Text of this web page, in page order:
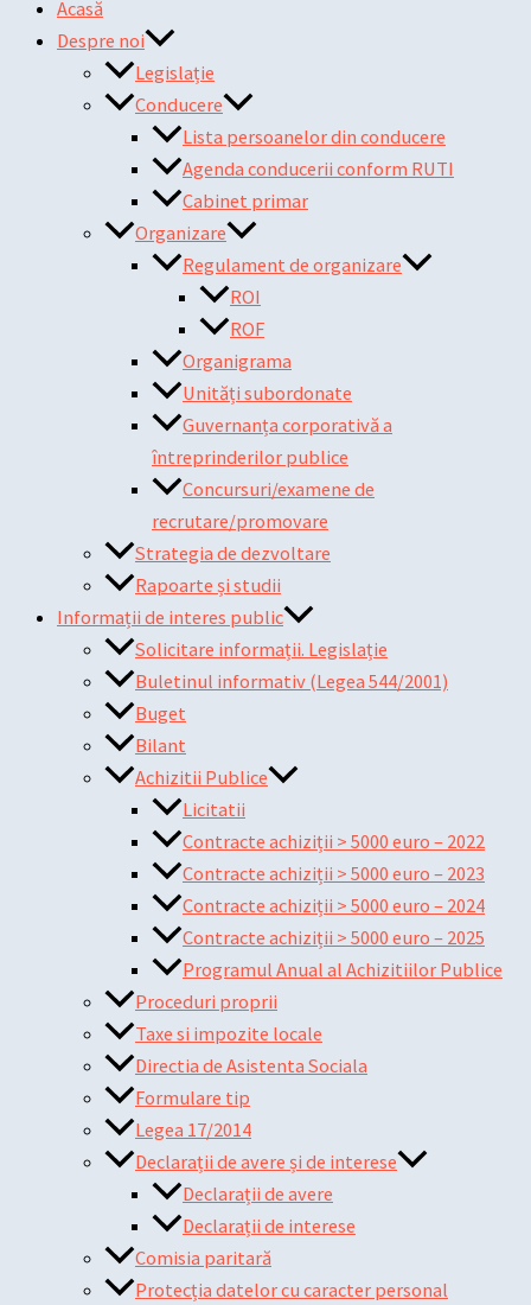
Acasă
Despre noi
Legislație
Conducere
Lista persoanelor din conducere
Agenda conducerii conform RUTI
Cabinet primar
Organizare
Regulament de organizare
ROI
ROF
Organigrama
Unități subordonate
Guvernanța corporativă a
întreprinderilor publice
Concursuri/examene de
recrutare/promovare
Strategia de dezvoltare
Rapoarte și studii
Informații de interes public
Solicitare informații. Legislație
Buletinul informativ (Legea 544/2001)
Buget
Bilant
Achizitii Publice
Licitatii
Contracte achiziții > 5000 euro – 2022
Contracte achiziții > 5000 euro – 2023
Contracte achiziții > 5000 euro – 2024
Contracte achiziții > 5000 euro – 2025
Programul Anual al Achizitiilor Publice
Proceduri proprii
Taxe si impozite locale
Directia de Asistenta Sociala
Formulare tip
Legea 17/2014
Declarații de avere și de interese
Declarații de avere
Declarații de interese
Comisia paritară
Protecția datelor cu caracter personal